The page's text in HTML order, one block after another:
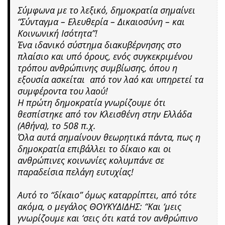
Σύμφωνα με το λεξικό, δημοκρατία σημαίνει
“Σύνταγμα – Ελευθερία – Δικαιοσύνη – και
Κοινωνική Ισότητα”!
Ένα ιδανικό σύστημα διακυβέρνησης στο
πλαίσιο και υπό όρους, ενός συγκεκριμένου
τρόπου ανθρώπινης συμβίωσης, όπου η
εξουσία ασκείται από τον λαό και υπηρετεί τα
συμφέροντα του λαού!
Η πρώτη δημοκρατία γνωρίζουμε ότι
θεσπίστηκε από τον Κλεισθένη στην Ελλάδα
(Αθήνα), το 508 π.χ.
Όλα αυτά σημαίνουν θεωρητικά πάντα, πως η
δημοκρατία επιβάλλει το δίκαιο και οι
ανθρώπινες κοινωνίες κολυμπάνε σε
παραδείσια πελάγη ευτυχίας!
Αυτό το “δίκαιο” όμως καταρρίπτει, από τότε
ακόμα, ο μεγάλος ΘΟΥΚΥΔΙΔΗΣ: “Και ‘μεις
γνωρίζουμε και ‘σεις ότι κατά τον ανθρώπινο